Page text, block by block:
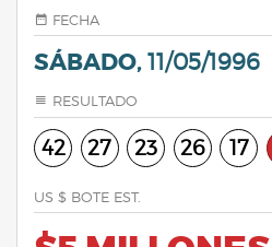
FECHA
SÁBADO, 11/05/1996
RESULTADO
42 27 23 26 17
US $ BOTE EST.